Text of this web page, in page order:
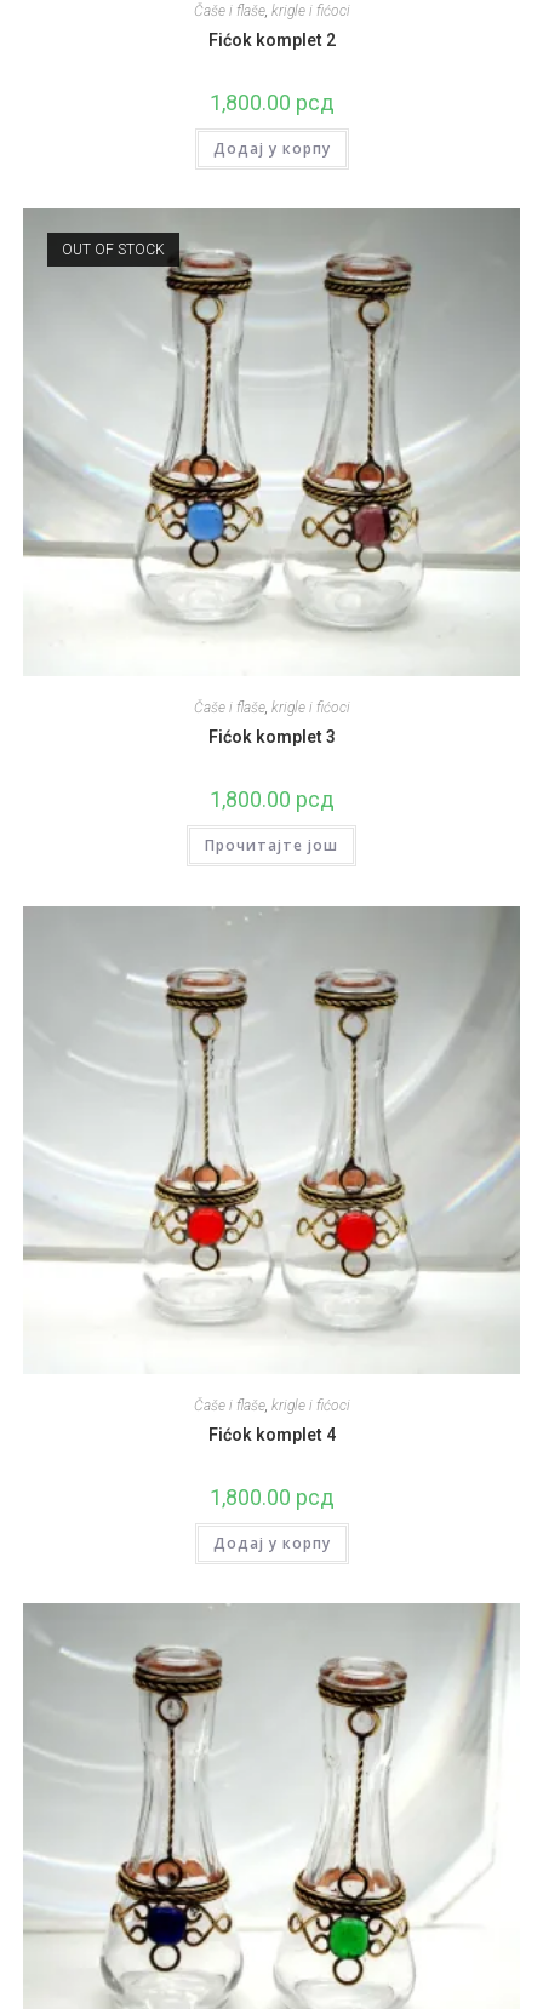
Čaše i flaše, krigle i fićoci
Fićok komplet 2
1,800.00 рсд
Додај у корпу
OUT OF STOCK
Čaše i flaše, krigle i fićoci
Fićok komplet 3
1,800.00 рсд
Прочитајте још
Čaše i flaše, krigle i fićoci
Fićok komplet 4
1,800.00 рсд
Додај у корпу